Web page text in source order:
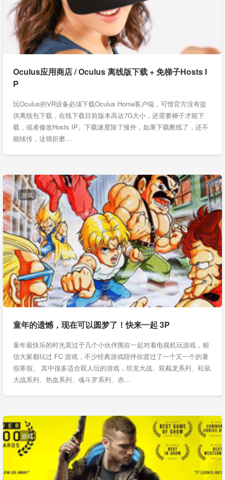
Oculus应用商店 / Oculus 离线版下载 + 免梯子Hosts I
P
玩Oculus的VR设备必须下载Oculus Home客户端，可惜官方没有提
供离线包下载，在线下载目前版本高达7G大小，还需要梯子才能下
载，或者修改Hosts IP。下载速度除了慢外，如果下载断线了，还不
能续传，这很折磨…
游戏
童年的遗憾，现在可以圆梦了！快来一起 3P
童年最快乐的时光莫过于几个小伙伴围在一起对着电视机玩游戏，相
信大家都玩过 FC 游戏，不少经典游戏陪伴你渡过了一个又一个的暑
假寒假。 其中很多适合双人玩的游戏，坦克大战、双截龙系列、松鼠
大战系列、热血系列、魂斗罗系列、赤…
游戏